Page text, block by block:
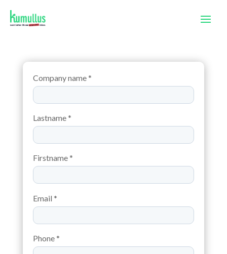
Company name *
Lastname *
Firstname *
Email *
Phone *